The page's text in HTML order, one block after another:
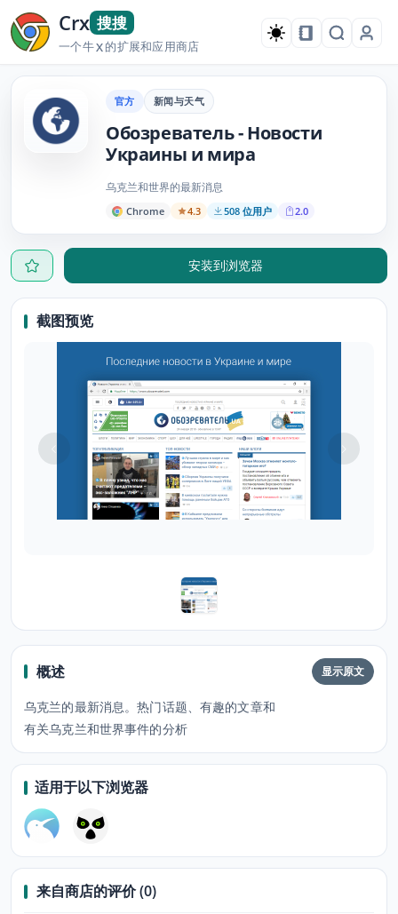
Crx 搜搜
一个牛X的扩展和应用商店
官方 新闻与天气
Обозреватель - Новости
Украины и мира
乌克兰和世界的最新消息
Chrome 4.3 508 位用户 2.0
安装到浏览器
截图预览
概述 显示原文
乌克兰的最新消息。热门话题、有趣的文章和
有关乌克兰和世界事件的分析
适用于以下浏览器
来自商店的评价 (0)